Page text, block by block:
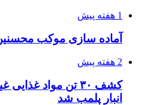
1 هفته پیش
آماده سازی موکب
2 هفته پیش
کشف ۳۰ تن مواد
انبار پلمب شد